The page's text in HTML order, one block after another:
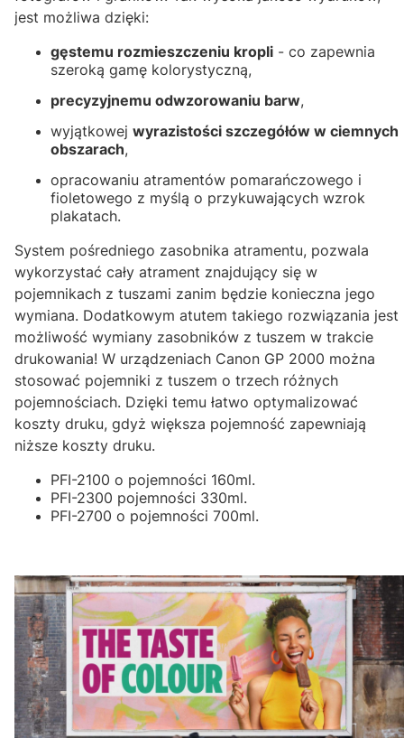
jest możliwa dzięki:
gęstemu rozmieszczeniu kropli - co zapewnia
szeroką gamę kolorystyczną,
precyzyjnemu odwzorowaniu barw,
wyjątkowej wyrazistości szczegółów w ciemnych
obszarach,
opracowaniu atramentów pomarańczowego i
fioletowego z myślą o przykuwających wzrok
plakatach.
System pośredniego zasobnika atramentu, pozwala
wykorzystać cały atrament znajdujący się w
pojemnikach z tuszami zanim będzie konieczna jego
wymiana. Dodatkowym atutem takiego rozwiązania jest
możliwość wymiany zasobników z tuszem w trakcie
drukowania! W urządzeniach Canon GP 2000 można
stosować pojemniki z tuszem o trzech różnych
pojemnościach. Dzięki temu łatwo optymalizować
koszty druku, gdyż większa pojemność zapewniają
niższe koszty druku.
PFI-2100 o pojemności 160ml.
PFI-2300 pojemności 330ml.
PFI-2700 o pojemności 700ml.